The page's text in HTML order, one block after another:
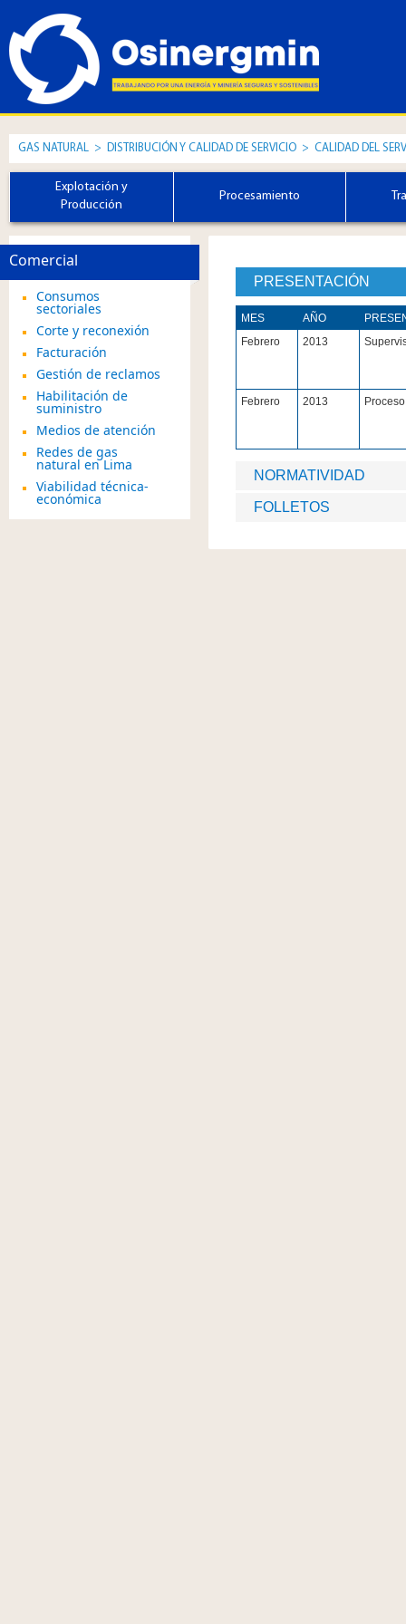
GAS NATURAL > DISTRIBUCIÓN Y CALIDAD DE SERVICIO > CALIDAD DEL
Explotación y
Producción
Procesamiento
Consumos
sectoriales
Corte y reconexión
Facturación
Gestión de reclamos
Habilitación de
suministro
Medios de atención
Redes de gas
natural en Lima
Viabilidad técnica-
económica
Comercial
PRESENTACIÓN
​MES AÑO​
​Febrero
​2013
​Febrero ​2013
NORMATIVIDAD
FOLLETOS